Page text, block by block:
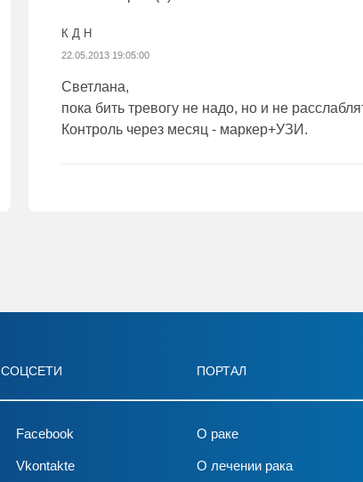
К Д Н
22.05.2013 19:05:00
Светлана,
пока бить тревогу не надо, но и не
Контроль через месяц - маркер+УЗИ.
СОЦСЕТИ
Facebook
Vkontakte
ПОРТАЛ
О раке
О лечении рака